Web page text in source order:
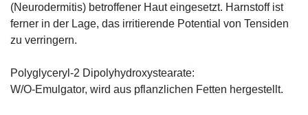
(Neurodermitis) betroffener Haut eingesetzt. Harnstoff ist
ferner in der Lage, das irritierende Potential von Tensiden
zu verringern.
Polyglyceryl-2 Dipolyhydroxystearate:
W/O-Emulgator, wird aus pflanzlichen Fetten hergestellt.